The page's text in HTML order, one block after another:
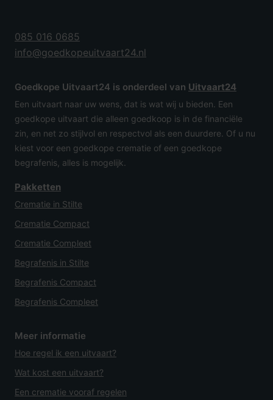
085 016 0685
info@goedkopeuitvaart24.nl
Goedkope Uitvaart24 is onderdeel van Uitvaart24
Een uitvaart naar uw wens, dat is wat wij u bieden. Een
goedkope uitvaart die alleen goedkoop is in de financiële
zin, en net zo stijlvol en respectvol als een duurdere. Of u nu
kiest voor een goedkope crematie of een goedkope
begrafenis, alles is mogelijk.
Pakketten
Crematie in Stilte
Crematie Compact
Crematie Compleet
Begrafenis in Stilte
Begrafenis Compact
Begrafenis Compleet
Meer informatie
Hoe regel ik een uitvaart?
Wat kost een uitvaart?
Een crematie vooraf regelen